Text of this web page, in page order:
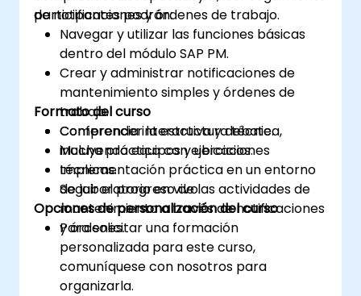
de notificaciones y órdenes de trabajo.
participantes podrán:
Navegar y utilizar las funciones básicas
dentro del módulo SAP PM.
Crear y administrar notificaciones de
mantenimiento simples y órdenes de
trabajo.
Comprender la estructura técnica,
incluyendo equipos y ubicaciones
técnicas.
Seguir el progreso de las actividades de
mantenimiento a través de notificaciones
y órdenes.
Formato del curso
Conferencia interactiva y debate.
Mucha práctica con ejercicios.
Implementación práctica en un entorno
de laboratorio en vivo.
Opciones de personalización del curso
Para solicitar una formación
personalizada para este curso,
comuníquese con nosotros para
organizarla.